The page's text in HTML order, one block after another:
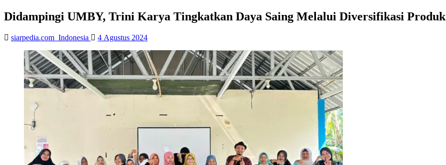
Didampingi UMBY, Trini Karya Tingkatkan Daya Saing Melalui Diversifikasi Produk
siarpedia.com_Indonesia 4 Agustus 2024